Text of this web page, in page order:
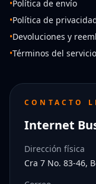
•Política de envío
•Política de
•Devoluciones y
•Términos del servicio
CONTACTO
Internet
Dirección física
Cra 7 No. 83-46,